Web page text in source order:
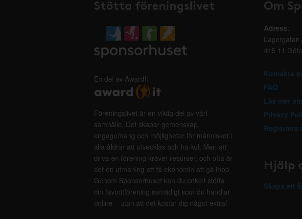
Stötta föreningslivet
En del av AwardIt
Föreningslivet är en viktig del av vårt
samhälle. Det skapar gemenskap,
engagemang och möjligheter för människor i
alla åldrar att utvecklas och ha kul. Men att
driva en förening kräver resurser, och ofta är
det en utmaning att få ekonomin att gå ihop.
Genom Sponsorhuset kan du enkelt stötta
din favoritförening samtidigt som du handlar
online – utan att det kostar dig något extra!
Om
Adress:
Lagergatan
415 11
Kontakta
FAQ
Läs mer
Privacy
Registrera
Hjälp
Skapa ett